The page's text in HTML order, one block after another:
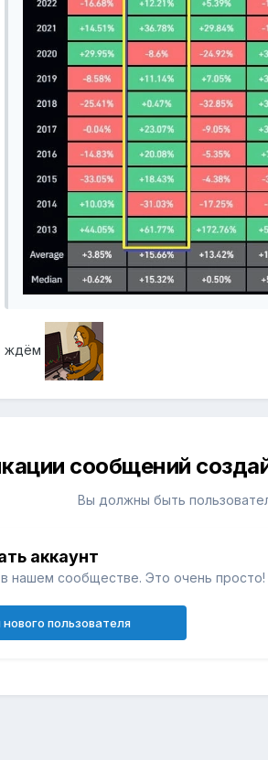
ждём
сообщений
Вы должны быть
аккаунт
нашем сообществе. Это очень просто!
пользователя